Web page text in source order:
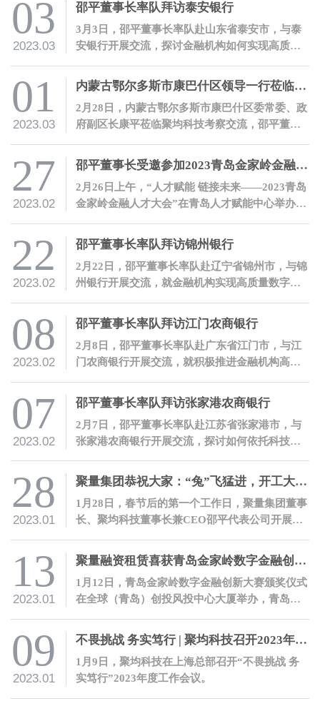
03
2023.03
邵平董事长率队拜访泰安银行
3月3日，邵平董事长率队赴山东省泰安市，与泰
安银行开展交流，探讨金融机构如何实现高质量
01
2023.03
内蒙古鄂尔多斯市康巴什区领导一行莅临聚均科技考察交流
2月28日，内蒙古鄂尔多斯市康巴什区委常委、政
府副区长康平莅临聚均科技考察交流，邵平董事
27
2023.02
邵平董事长受邀参加2023青岛金家岭金融人才大会并发表主题演讲
2月26日上午，“人才赋能 链接未来——2023青岛
金家岭金融人才大会”在青岛人才赋能中心举办。
邀参会，并发表讲话。
22
2023.02
邵平董事长率队拜访锦州银行
2月22日，邵平董事长率队赴辽宁省锦州市，与锦
州银行开展交流，就金融机构实现高质量数字化
08
2023.02
邵平董事长率队拜访江门农商银行
2月8日，邵平董事长率队赴广东省江门市，与江
门农商银行开展交流，就积极推进金融机构高质
07
2023.02
邵平董事长率队拜访张家港农商银行
2月7日，邵平董事长率队赴江苏省张家港市，与
张家港农商银行开展交流，探讨如何依托科技赋
28
2023.01
聚量集团恭祝大家：“兔”飞猛进，开工大吉！
1月28日，春节后的第一个工作日，聚量集团董事
长、聚均科技董事长兼CEO邵平代表公司开展开
13
2023.01
聚量融资租赁喜获青岛金家岭数字金融创新大赛二等奖
1月12日，青岛金家岭数字金融创新大赛颁奖仪式
在全球（青岛）创投风投中心大厦举办，青岛聚
项目二等奖。
09
2023.01
不畏挑战 务实笃行 | 聚均科技召开2023年度工作会议
1月9日，聚均科技在上海总部召开“不畏挑战 务
实笃行”2023年度工作会议。